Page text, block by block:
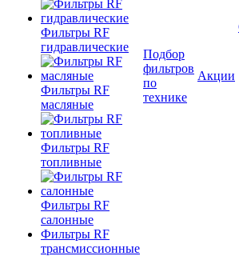
Фильтры RF
гидравлические
Фильтры RF
масляные
Фильтры RF
топливные
Фильтры RF
салонные
Фильтры RF
трансмиссионные
Подбор
фильтров
по
технике
Акции